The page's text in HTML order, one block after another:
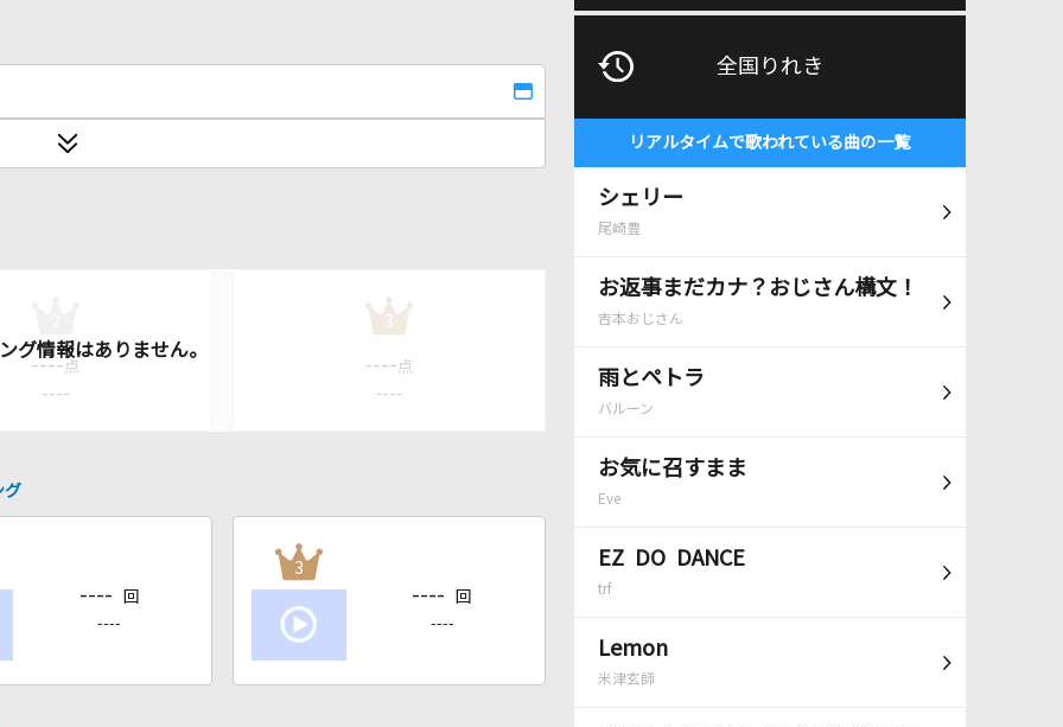
全国りれき
リアルタイムで歌われている曲の一覧
シェリー
尾崎豊
お返事まだカナ？おじさん構文！
吉本おじさん
雨とペトラ
バルーン
お気に召すまま
Eve
EZ DO DANCE
trf
Lemon
米津玄師
---- 点
----
3
---- 点
----
グ
---- 回
----
3
---- 回
----